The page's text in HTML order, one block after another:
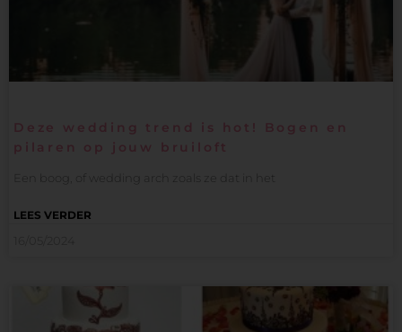
Deze wedding trend is hot! Bogen en
pilaren op jouw bruiloft
Een boog, of wedding arch zoals ze dat in het
LEES VERDER